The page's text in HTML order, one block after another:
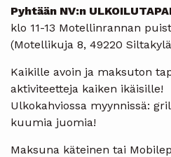
Pyhtään NV:n
klo 11-13 Motellinrannan
(Motellikuja 8, 49220
Kaikille avoin ja maksuton
aktiviteetteja kaiken ikäisille!
Ulkokahviossa myynnissä:
kuumia juomia!
Maksuna käteinen tai